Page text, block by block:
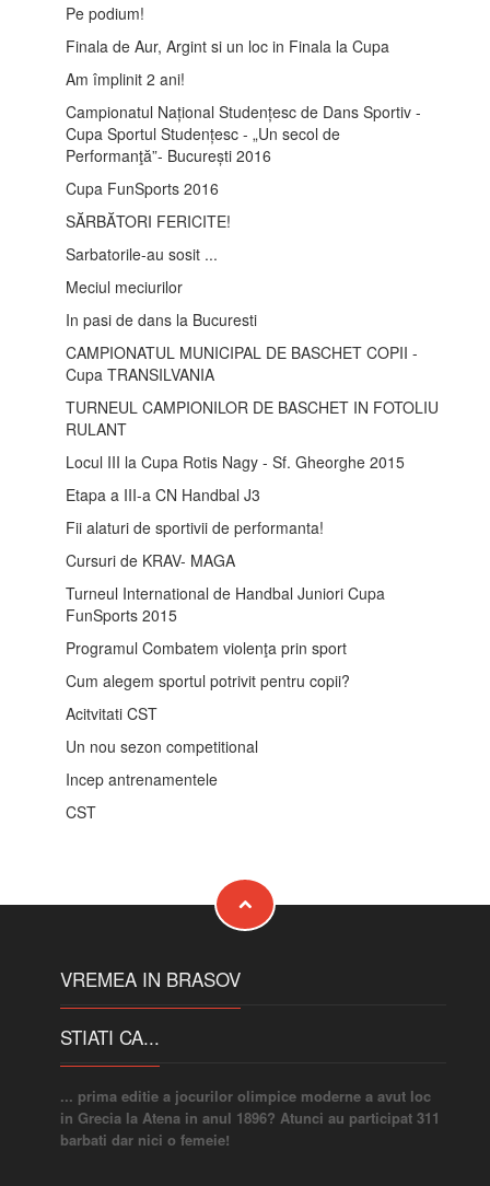
Pe podium!
Finala de Aur, Argint si un loc in Finala la Cupa
Am împlinit 2 ani!
Campionatul Național Studențesc de Dans Sportiv -
Cupa Sportul Studențesc - „Un secol de
Performanţă”- București 2016
Cupa FunSports 2016
SĂRBĂTORI FERICITE!
Sarbatorile-au sosit ...
Meciul meciurilor
In pasi de dans la Bucuresti
CAMPIONATUL MUNICIPAL DE BASCHET COPII -
Cupa TRANSILVANIA
TURNEUL CAMPIONILOR DE BASCHET IN FOTOLIU
RULANT
Locul III la Cupa Rotis Nagy - Sf. Gheorghe 2015
Etapa a III-a CN Handbal J3
Fii alaturi de sportivii de performanta!
Cursuri de KRAV- MAGA
Turneul International de Handbal Juniori Cupa
FunSports 2015
Programul Combatem violenţa prin sport
Cum alegem sportul potrivit pentru copii?
Acitvitati CST
Un nou sezon competitional
Incep antrenamentele
CST
VREMEA IN BRASOV
STIATI CA...
... prima editie a jocurilor olimpice moderne a avut loc
in Grecia la Atena in anul 1896? Atunci au participat 311
barbati dar nici o femeie!